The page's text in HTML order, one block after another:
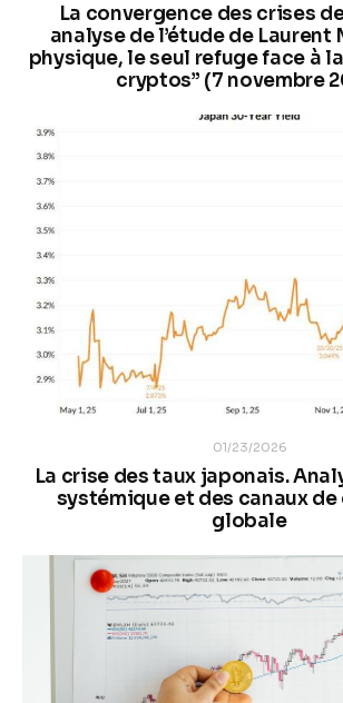
La convergence des crises
analyse de l’étude de Laurent
physique, le seul refuge face à
cryptos” (7 novembre
01/23/2026
La crise des taux japonais.
systémique et des canaux
globale